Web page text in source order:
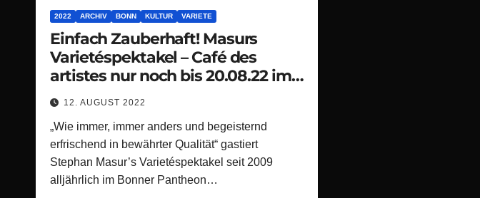
2022 ARCHIV BONN KULTUR VARIETE
Einfach Zauberhaft! Masurs
Varietéspektakel – Café des
artistes nur noch bis 20.08.22 im
Pantheon in Bonn
12. AUGUST 2022
„Wie immer, immer anders und begeisternd
erfrischend in bewährter Qualität“ gastiert
Stephan Masur’s Varietéspektakel seit 2009
alljährlich im Bonner Pantheon…